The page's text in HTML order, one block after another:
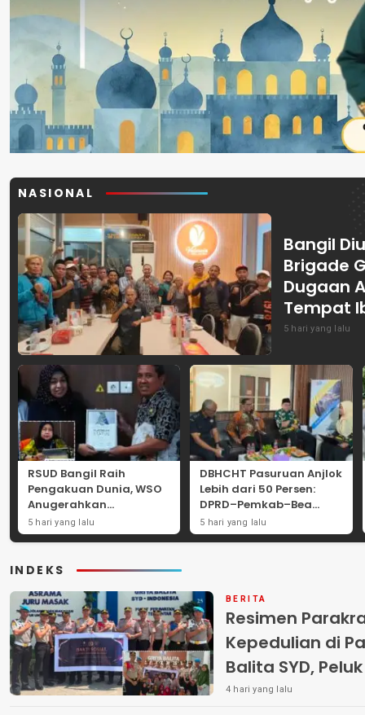
NASIONAL
Bangil
Brigade
Dugaan
Tempat
5 hari yang lalu
RSUD Bangil Raih
Pengakuan Dunia, WSO
Anugerahkan
Penghargaan
Internasional untuk
5 hari yang lalu
DBHCHT Pasuruan Anjlok
Lebih dari 50 Persen:
DPRD–Pemkab–Bea
Cukai Perkuat Perang
Melawan Peredaran
5 hari yang lalu
INDEKS
BERITA
Resimen
Kepedulian di
Balita SYD,
Terlantar
4 hari yang lalu